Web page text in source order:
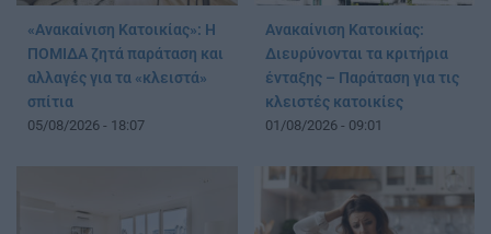
«Ανακαίνιση Κατοικίας»: Η
ΠΟΜΙΔΑ ζητά παράταση και
αλλαγές για τα «κλειστά»
σπίτια
05/08/2026 - 18:07
Ανακαίνιση Κατοικίας:
Διευρύνονται τα κριτήρια
ένταξης – Παράταση για τις
κλειστές κατοικίες
01/08/2026 - 09:01